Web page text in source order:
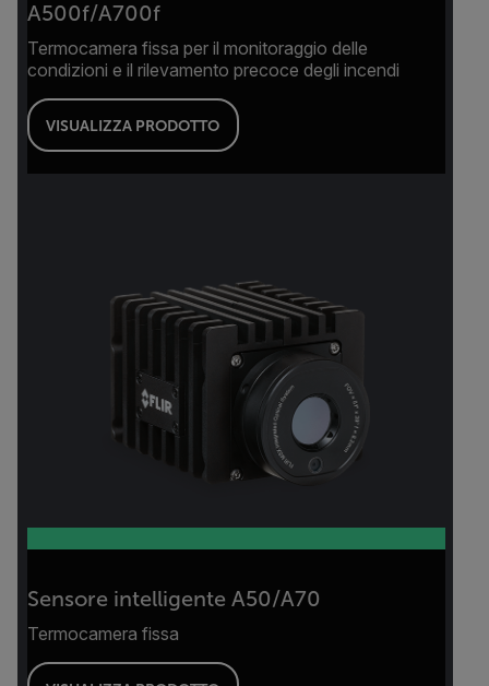
A500f/A700f
Termocamera fissa per il monitoraggio delle
condizioni e il rilevamento precoce degli incendi
VISUALIZZA PRODOTTO
Sensore intelligente A50/A70
Termocamera fissa